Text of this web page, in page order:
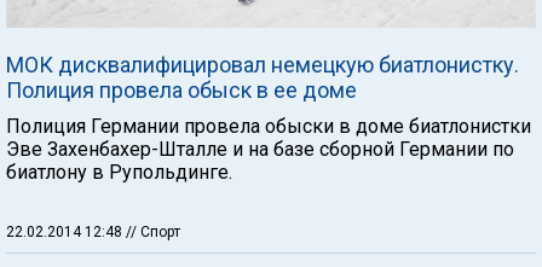
МОК дисквалифицировал немецкую биатлонистку.
Полиция провела обыск в ее доме
Полиция Германии провела обыски в доме биатлонистки
Эве Захенбахер-Шталле и на базе сборной Германии по
биатлону в Рупольдинге.
22.02.2014 12:48 // Спорт